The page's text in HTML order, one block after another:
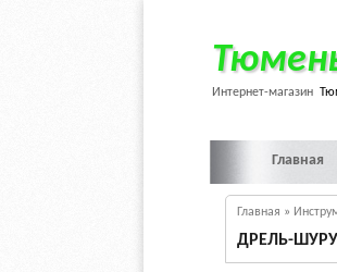
Интернет-магазин
Главная
Главная »
ДРЕЛЬ-